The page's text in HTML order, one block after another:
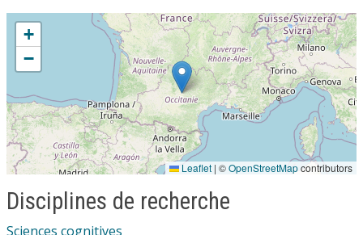
+
−
Leaflet | ©OpenStreetMapcontributors
Disciplines de recherche
Sciences cognitives